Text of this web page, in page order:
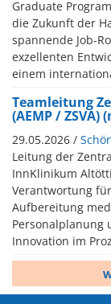
Graduate
die Zukunft der
spannende Job-
exzellenten
einem
Teamleitung
(AEMP /
29.05.2026 /
Leitung der
InnKlinikum
Verantwortung
Aufbereitung
Personalplanung
Innovation im